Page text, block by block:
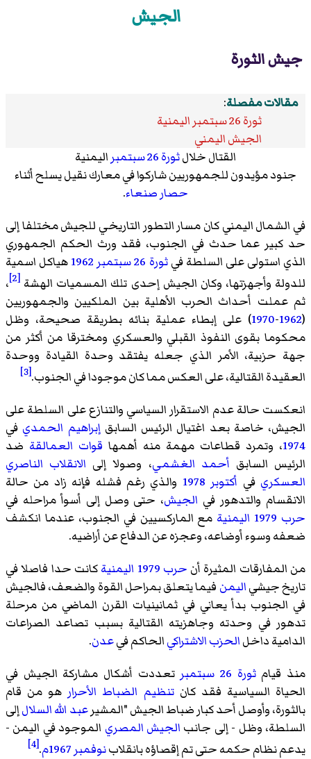
الجيش
جيش الثورة
مقالات مفصلة:
ثورة 26 سبتمبر اليمنية
الجيش اليمني
القتال خلالثورة 26 سبتمبر
اليمنية
جنود مؤيدون للجمهوريين شاركوا في معارك نقيل يسلح أثناء
حصار صنعاء.
في الشمال اليمني كان مسار التطور التاريخي للجيش مختلفا إلى
حد كبير عما حدث في الجنوب، فقد ورث الحكم الجمهوري
الذي استولى على السلطة فيثورة 26 سبتمبر 1962هياكل اسمية
للدولة وأجهزتها، وكان الجيش إحدى تلك المسميات الهشة [2]
،
ثم عملت أحداث الحرب الأهلية بين الملكيين والجمهوريين
(
1962
-
1970) على إبطاء عملية بنائه بطريقة صحيحة، وظل
محكوما بقوى النفوذ القبلي والعسكري ومخترقا من أكثر من
جهة حزبية، الأمر الذي جعله يفتقد وحدة القيادة ووحدة
العقيدة القتالية، على العكس مما كان موجودا في الجنوب.[3]
انعكست حالة عدم الاستقرار السياسي والتنازع على السلطة على
الجيش، خاصة بعد اغتيال الرئيس السابقإبراهيم الحمدي في
1974، وتمرد قطاعات مهمة منه أهمها قوات العمالقة ضد
الرئيس السابق أحمد الغشمي، وصولا إلى الانقلاب الناصري
العسكري في أكتوبر 1978 والذي رغم فشله فإنه زاد من حالة
الانقسام والتدهور في الجيش، حتى وصل إلى أسوأ مراحله في
حرب 1979 اليمنية
مع الماركسيين في الجنوب، عندما انكشف
ضعفه وسوء أوضاعه، وعجزه عن الدفاع عن أراضيه.
من المفارقات المثيرة أن حرب 1979 اليمنية
كانت حدا فاصلا في
تاريخ جيشياليمن فيما يتعلق بمراحل القوة والضعف، فالجيش
في الجنوب بدأ يعاني في ثمانينيات القرن الماضي من مرحلة
تدهور في وحدته وجاهزيته القتالية بسبب تصاعد الصراعات
الدامية داخلالحزب الاشتراكيالحاكم فيعدن.
منذ قيامثورة 26 سبتمبر
تعددت أشكال مشاركة الجيش في
الحياة السياسية فقد كانتنظيم الضباط الأحرار هو من قام
بالثورة، وأوصل أحد كبار ضباط الجيش "المشيرعبد الله السلالإلى
السلطة، وظل - إلى جانب الجيش المصري الموجود في اليمن -
يدعم نظام حكمه حتى تم إقصاؤه بانقلابنوفمبر 1967م .
[4]